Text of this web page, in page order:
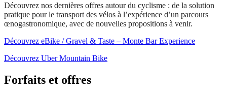
Découvrez nos dernières offres autour du cyclisme : de la solution
pratique pour le transport des vélos à l’expérience d’un parcours
œnogastronomique, avec de nouvelles propositions à venir.
Découvrez eBike / Gravel & Taste – Monte Bar Experience
Découvrez Uber Mountain Bike
Forfaits et offres